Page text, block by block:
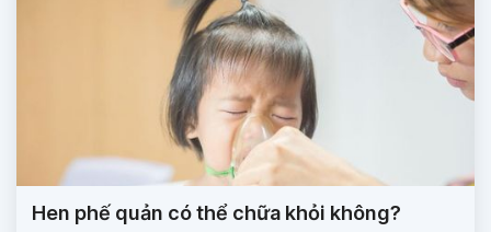
Hen phế quản có thể chữa khỏi không?